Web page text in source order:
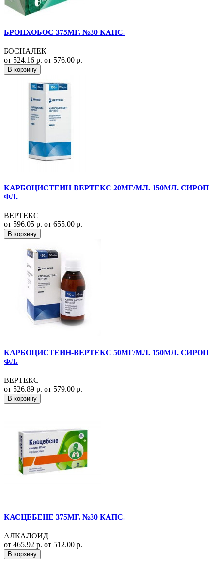
БРОНХОБОС 375МГ. №30 КАПС.
БОСНАЛЕК
от 524.16 р. от 576.00 р.
В корзину
КАРБОЦИСТЕИН-ВЕРТЕКС 20МГ/МЛ. 150МЛ. СИРОП
ФЛ.
ВЕРТЕКС
от 596.05 р. от 655.00 р.
В корзину
КАРБОЦИСТЕИН-ВЕРТЕКС 50МГ/МЛ. 150МЛ. СИРОП
ФЛ.
ВЕРТЕКС
от 526.89 р. от 579.00 р.
В корзину
КАСЦЕБЕНЕ 375МГ. №30 КАПС.
АЛКАЛОИД
от 465.92 р. от 512.00 р.
В корзину